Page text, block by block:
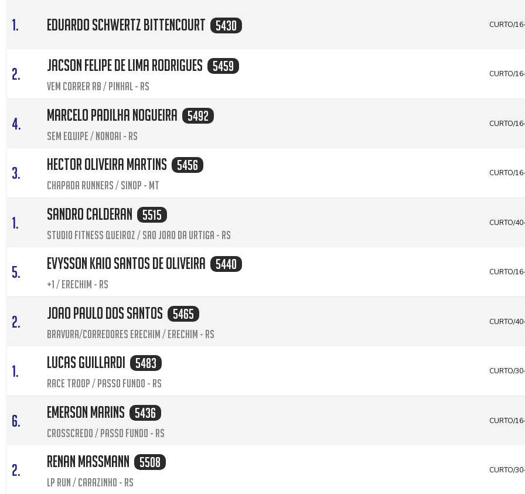
1. Eduardo Schwertz Bittencourt 5430 CURTO/
2. Jacson Felipe De Lima Rodrigues 5459
VEM CORRER RB / Pinhal - RS
CURTO/
4. Marcelo Padilha Nogueira 5492
Sem equipe / Nonoai - RS
CURTO/
3. Hector Oliveira Martins 5456
Chapada runners / Sinop - MT
CURTO/
1. Sandro Calderan 5515
Studio Fitness Queiroz / Sao Joao Da Urtiga - RS
CURTO/
5. Evysson Kaio Santos De Oliveira 5440
+1 / Erechim - RS
CURTO/
2. Joao Paulo Dos Santos 5465
Bravura/corredores Erechim / Erechim - RS
CURTO/
1. Lucas Guillardi 5483
RACE TROOP / Passo Fundo - RS
CURTO/
6. Emerson Marins 5436
CrossCredo / Passo Fundo - RS
CURTO/
2. Renan Massmann 5508
LP RUN / Carazinho - RS
CURTO/